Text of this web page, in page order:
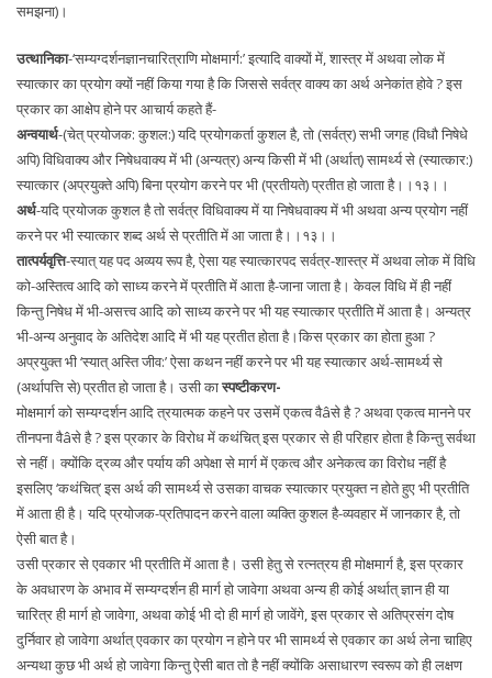
समझना)।
उत्थानिका-‘सम्यग्दर्शनज्ञानचारित्राणि मोक्षमार्ग:’ इत्यादि वाक्यों में, शास्त्र में अथवा लोक में
स्यात्कार का प्रयोग क्यों नहीं किया गया है कि जिससे सर्वत्र वाक्य का अर्थ अनेकांत होवे ? इस
प्रकार का आक्षेप होने पर आचार्य कहते हैं-
अन्वयार्थ-(चेत् प्रयोजक: कुशल:) यदि प्रयोगकर्ता कुशल है, तो (सर्वत्र) सभी जगह (विधौ निषेधे
अपि) विधिवाक्य और निषेधवाक्य में भी (अन्यत्र) अन्य किसी में भी (अर्थात्) सामर्थ्य से (स्यात्कार:)
स्यात्कार (अप्रयुक्ते अपि) बिना प्रयोग करने पर भी (प्रतीयते) प्रतीत हो जाता है।।१३।।
अर्थ-यदि प्रयोजक कुशल है तो सर्वत्र विधिवाक्य में या निषेधवाक्य में भी अथवा अन्य प्रयोग नहीं
करने पर भी स्यात्कार शब्द अर्थ से प्रतीति में आ जाता है।।१३।।
तात्पर्यवृत्ति-स्यात् यह पद अव्यय रूप है, ऐसा यह स्यात्कारपद सर्वत्र-शास्त्र में अथवा लोक में विधि
को-अस्तित्व आदि को साध्य करने में प्रतीति में आता है-जाना जाता है। केवल विधि में ही नहीं
किन्तु निषेध में भी-असत्त्व आदि को साध्य करने पर भी यह स्यात्कार प्रतीति में आता है। अन्यत्र
भी-अन्य अनुवाद के अतिदेश आदि में भी यह प्रतीत होता है।किस प्रकार का होता हुआ ?
अप्रयुक्त भी ‘स्यात् अस्ति जीव:’ ऐसा कथन नहीं करने पर भी यह स्यात्कार अर्थ-सामर्थ्य से
(अर्थापत्ति से) प्रतीत हो जाता है। उसी कास्पष्टीकरण-
मोक्षमार्ग को सम्यग्दर्शन आदि त्रयात्मक कहने पर उसमें एकत्व वैâसे है ? अथवा एकत्व मानने पर
तीनपना वैâसे है ? इस प्रकार के विरोध में कथंचित् इस प्रकार से ही परिहार होता है किन्तु सर्वथा
से नहीं। क्योंकि द्रव्य और पर्याय की अपेक्षा से मार्ग में एकत्व और अनेकत्व का विरोध नहीं है
इसलिए ‘कथंचित्’ इस अर्थ की सामर्थ्य से उसका वाचक स्यात्कार प्रयुक्त न होते हुए भी प्रतीति
में आता ही है। यदि प्रयोजक-प्रतिपादन करने वाला व्यक्ति कुशल है-व्यवहार में जानकार है, तो
ऐसी बात है।
उसी प्रकार से एवकार भी प्रतीति में आता है। उसी हेतु से रत्नत्रय ही मोक्षमार्ग है, इस प्रकार
के अवधारण के अभाव में सम्यग्दर्शन ही मार्ग हो जावेगा अथवा अन्य ही कोई अर्थात् ज्ञान ही या
चारित्र ही मार्ग हो जावेगा, अथवा कोई भी दो ही मार्ग हो जावेंगे, इस प्रकार से अतिप्रसंग दोष
दुर्निवार हो जावेगा अर्थात् एवकार का प्रयोग न होने पर भी सामर्थ्य से एवकार का अर्थ लेना चाहिए
अन्यथा कुछ भी अर्थ हो जावेगा किन्तु ऐसी बात तो है नहीं क्योंकि असाधारण स्वरूप को ही लक्षण